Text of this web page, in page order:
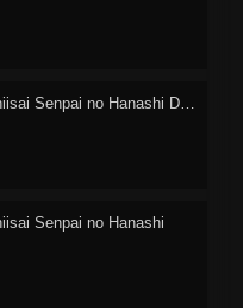
Uchi no Kaisha no Chiisai Senpai no Hanashi Dublado
Senpai no Hanashi